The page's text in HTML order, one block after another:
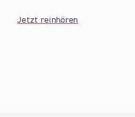
Jetzt reinhören